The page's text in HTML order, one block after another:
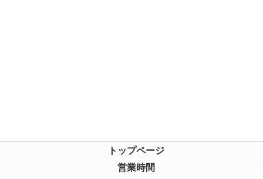
トップページ
営業時間